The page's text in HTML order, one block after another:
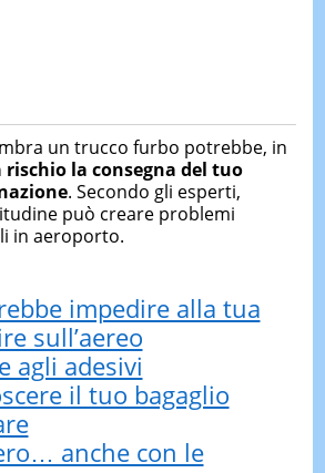
un trucco furbo potrebbe, in
rischio la consegna del tuo
. Secondo gli esperti,
può creare problemi
in aeroporto.
impedire alla tua
sull’aereo
agli adesivi
il tuo bagaglio
anche con le